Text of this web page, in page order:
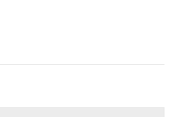
sowie in die